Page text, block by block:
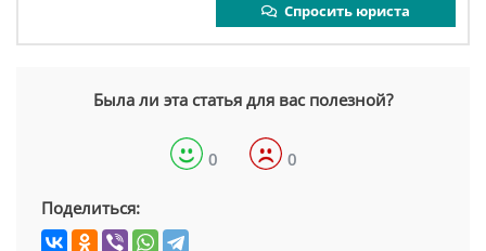
Спросить юриста
Была ли эта статья для вас полезной?
0 0
Поделиться: